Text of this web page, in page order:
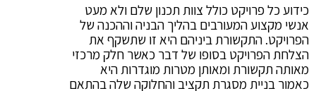
כידוע כל פרויקט כולל צוות תכנון שלם ולא מעט
אנשי מקצוע המעורבים בהליך הבניה וההכנה של
הפרויקט. התקשורת ביניהם היא זו שתשקף את
הצלחת הפרויקט בסופו של דבר כאשר חלק מרכזי
מאותה תקשורת ומאותן מטרות מוגדרות היא
כאמור בניית מסגרת תקציב והחלוקה שלה בהתאם